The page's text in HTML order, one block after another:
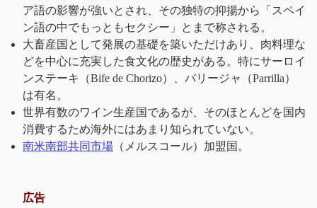
ア語の影響が強いとされ、その独特の抑揚から「スペイ
ン語の中でもっともセクシー」とまで称される。
大畜産国として発展の基礎を築いただけあり、肉料理な
どを中心に充実した食文化の歴史がある。特にサーロイ
ンステーキ（Bife de Chorizo）、パリージャ（Parrilla）
は有名。
世界有数のワイン生産国であるが、そのほとんどを国内
消費するため海外にはあまり知られていない。
南米南部共同市場 （メルスコール）加盟国。
広告